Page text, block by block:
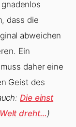
dass die
abweichen
Ein
daher eine
Geist des
Die einst
dreht…)